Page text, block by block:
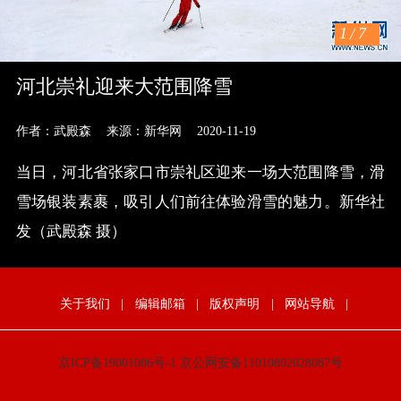
1 / 7
河北崇礼迎来大范围降雪
作者：武殿森 来源：新华网 2020-11-19
当日，河北省张家口市崇礼区迎来一场大范围降雪，滑
雪场银装素裹，吸引人们前往体验滑雪的魅力。新华社
发（武殿森 摄）
关于我们 | 编辑邮箱 | 版权声明 | 网站导航 |
京ICP备19001086号-1 京公网安备11010802028087号